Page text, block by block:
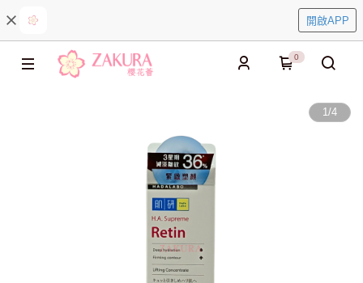
開啟APP
0
1/4